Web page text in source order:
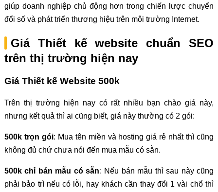
giúp doanh nghiệp chủ động hơn trong chiến lược chuyển
đổi số và phát triển thương hiệu trên môi trường Internet.
Giá Thiết kế website chuẩn SEO
trên thị trường hiện nay
Giá Thiết kế Website 500k
Trên thị trường hiện nay có rất nhiều bạn chào giá này,
nhưng kết quả thì ai cũng biết, giá này thường có 2 gói:
500k trọn gói: Mua tên miền và hosting giá rẻ nhất thì cũng
không đủ chứ chưa nói đến mua mẫu có sẵn.
500k chỉ bán mẫu có sẵn: Nếu bán mẫu thì sau này cũng
phải bảo trì nếu có lỗi, hay khách cần thay đổi 1 vài chổ thì